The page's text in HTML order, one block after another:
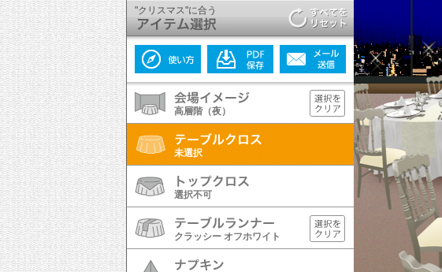
"クリスマス"に合う
高層階（夜）
未選択
選択不可
クラッシー オフホワイト